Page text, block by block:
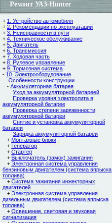
Ремонт УАЗ-Hunter
+ 1. Устройство автомобиля
+ 2. Рекомендации по эксплуатации
+ 3. Неисправности в пути
+ 4. Техническое обслуживание
+ 5. Двигатель
+ 6. Трансмиссия
+ 7. Ходовая часть
+ 8. Рулевое управление
+ 9. Тормозная система
- 10. Электрооборудование
Особенности конструкции
- Аккумуляторная батарея
Уход за аккумуляторной батареей
Проверка уровня электролита в
аккумуляторной батарее
Проверка степени заряженности
аккумуляторной батареи
Снятие и установка аккумуляторной
батареи
Зарядка аккумуляторной батареи
+ Монтажные блоки
+ Генератор
+ Стартер
+ Выключатель (замок) зажигания
+ Электронная система управления
бензиновым двигателем (система впрыска
топлива)
+ Система зажигания инжекторных
двигателей
+ Электронная система управления
дизельным двигателем (система впрыска
топлива)
+ Освещение, световая и звуковая
сигнализация